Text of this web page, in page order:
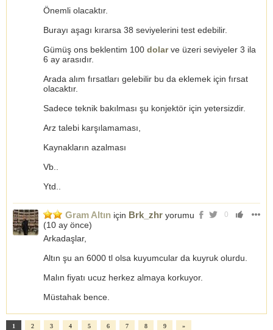
Önemli olacaktır.
Burayı aşagı kırarsa 38 seviyelerini test edebilir.
Gümüş ons beklentim 100 dolarve üzeri seviyeler 3 ila
6 ay arasıdır.
Arada alım fırsatları gelebilir bu da eklemek için fırsat
olacaktır.
Sadece teknik bakılması şu konjektör için yetersizdir.
Arz talebi karşılamaması,
Kaynakların azalması
Vb..
Ytd..
0
Gram Altın için Brk_zhr yorumu
(10 ay önce)
Arkadaşlar,
Altın şu an 6000 tl olsa kuyumcular da kuyruk olurdu.
Malın fiyatı ucuz herkez almaya korkuyor.
Müstahak bence.
1 2 3 4 5 6 7 8 9 »